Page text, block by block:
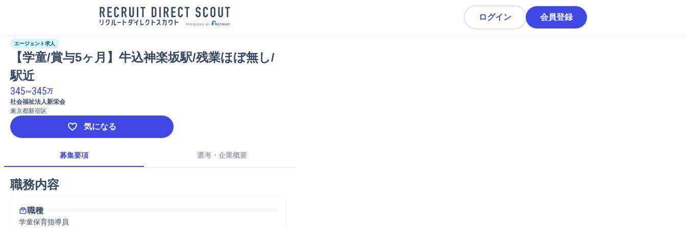
ログイン 会員登録
エージェント求人
【学童/賞与5ヶ月】牛込神楽坂駅/残業ほぼ無し/
駅近
345~345万
社会福祉法人新栄会
東京都新宿区
気になる
募集要項 選考・企業概要
職務内容
職種
学童保育指導員